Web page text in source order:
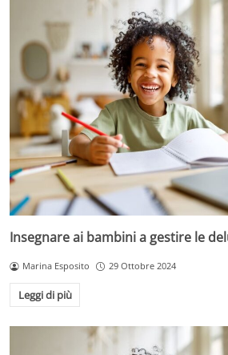
Insegnare ai bambini a gestire le
Marina Esposito 29 Ottobre 2024
Leggi di più